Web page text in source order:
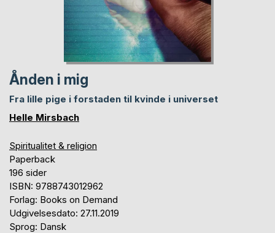
Ånden i mig
Fra lille pige i forstaden til kvinde i universet
Helle Mirsbach
Spiritualitet & religion
Paperback
196 sider
ISBN: 9788743012962
Forlag: Books on Demand
Udgivelsesdato: 27.11.2019
Sprog: Dansk